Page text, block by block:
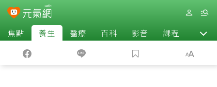
焦點 養生 醫療 百科 影音 課程 退休